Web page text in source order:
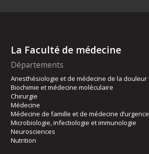
La Faculté de médecine
Départements
Anesthésiologie et de médecine de la douleur
Biochimie et médecine moléculaire
Chirurgie
Médecine
Médecine de famille et de médecine d’urgence
Microbiologie, infectiologie et immunologie
Neurosciences
Nutrition